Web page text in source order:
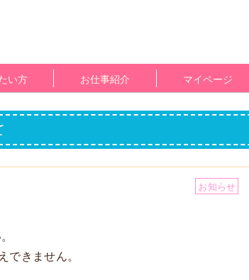
い方 お仕事紹介 マイページ
お知らせ
きません。